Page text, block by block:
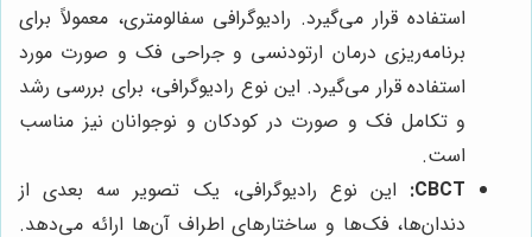
استفاده قرار می‌گیرد. رادیوگرافی سفالومتری، معمولاً برای
برنامه‌ریزی درمان ارتودنسی و جراحی فک و صورت مورد
استفاده قرار می‌گیرد. این نوع رادیوگرافی، برای بررسی رشد
و تکامل فک و صورت در کودکان و نوجوانان نیز مناسب
است.
CBCT:
این نوع رادیوگرافی، یک تصویر سه بعدی از
دندان‌ها، فک‌ها و ساختارهای اطراف آن‌ها ارائه می‌دهد.